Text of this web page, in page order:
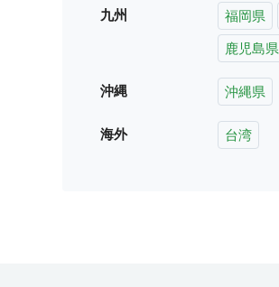
九州 福岡県
鹿児島県
沖縄 沖縄県
海外 台湾